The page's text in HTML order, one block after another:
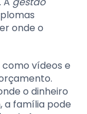
onde o
vídeos e
o dinheiro
a família pode